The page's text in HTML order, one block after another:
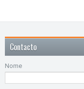
Contacto
Nome